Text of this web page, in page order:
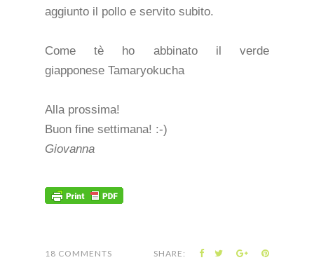
aggiunto il pollo e servito subito.
Come tè ho abbinato il verde
giapponese Tamaryokucha
Alla prossima!
Buon fine settimana! :-)
Giovanna
18 COMMENTS SHARE: